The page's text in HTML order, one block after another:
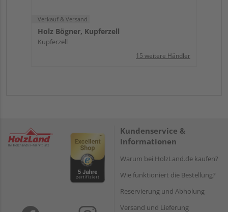
Verkauf & Versand
Holz Bögner, Kupferzell
Kupferzell
15 weitere Händler
Kundenservice &
Informationen
Warum bei HolzLand.de kaufen?
Wie funktioniert die Bestellung?
Reservierung und Abholung
Versand und Lieferung